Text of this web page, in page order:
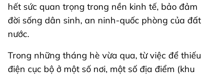
hết sức quan trọng trong nền kinh tế, bảo đảm
đời sống dân sinh, an ninh-quốc phòng của đất
nước.
Trong những tháng hè vừa qua, từ việc để thiếu
điện cục bộ ở một số nơi, một số địa điểm (khu